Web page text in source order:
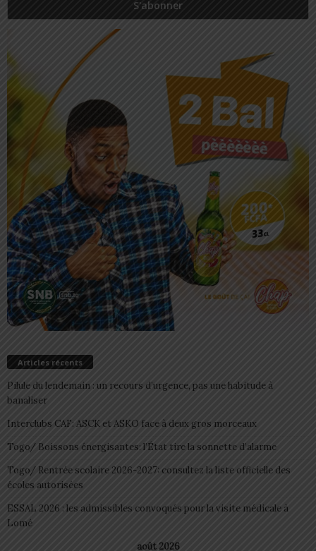
Articles récents
Pilule du lendemain : un recours d’urgence, pas une habitude à
banaliser
Interclubs CAF: ASCK et ASKO face à deux gros morceaux
Togo/ Boissons énergisantes: l’État tire la sonnette d’alarme
Togo/ Rentrée scolaire 2026-2027: consultez la liste officielle des
écoles autorisées
ESSAL 2026 : les admissibles convoqués pour la visite médicale à
Lomé
août 2026